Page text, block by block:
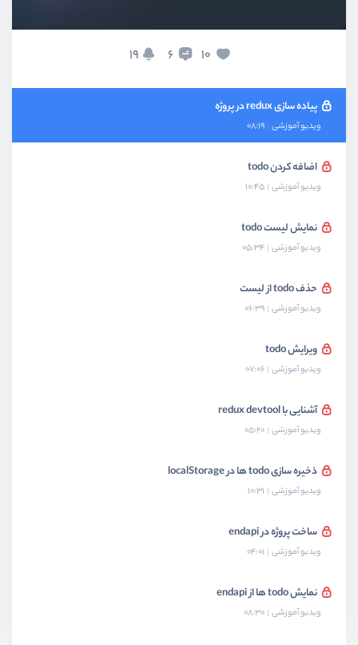
10
6
19
پیاده سازی redux در پروژه
ویدیو آموزشی 08:19
اضافه کردن todo
ویدیو آموزشی 10:45
نمایش لیست todo
ویدیو آموزشی 05:34
حذف todo از لیست
ویدیو آموزشی 06:39
ویرایش todo
ویدیو آموزشی 07:06
آشنایی با redux devtool
ویدیو آموزشی 05:20
ذخیره سازی todo ها در localStorage
ویدیو آموزشی 10:31
ساخت پروژه در endapi
ویدیو آموزشی 04:01
نمایش todo ها از endapi
ویدیو آموزشی 08:30